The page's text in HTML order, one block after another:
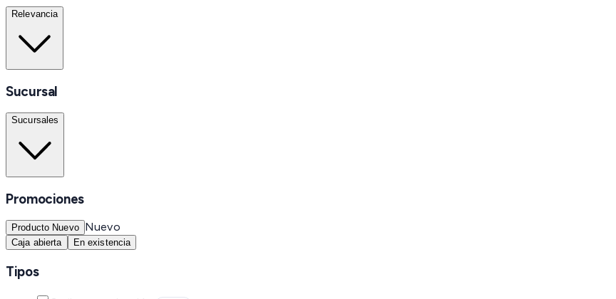
Relevancia
Sucursal
Sucursales
Promociones
Producto Nuevo Nuevo
Caja abierta En existencia
Tipos